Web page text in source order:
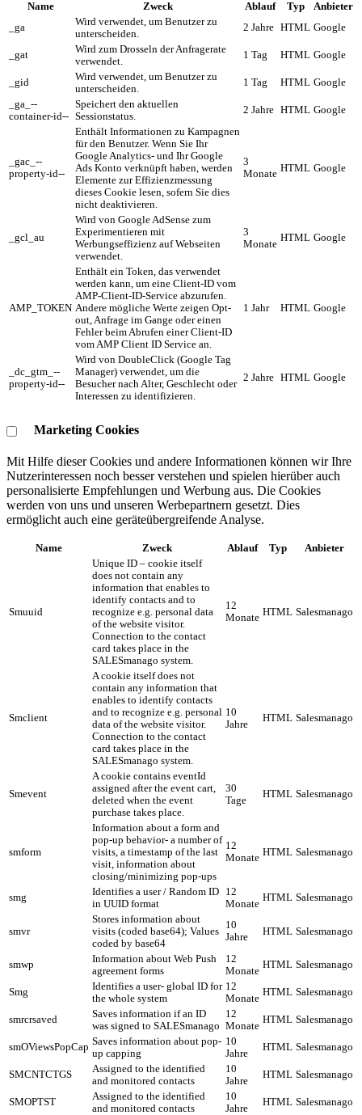
Name Zweck Ablauf Typ
Anbieter
_ga
Wird verwendet, um Benutzer zu
unterscheiden.
2 Jahre HTML Google
_gat
Wird zum Drosseln der Anfragerate
verwendet.
1 Tag HTML Google
_gid
Wird verwendet, um Benutzer zu
unterscheiden.
1 Tag HTML Google
_ga_--
container-id--
Speichert den aktuellen
Sessionstatus.
2 Jahre HTML Google
_gac_--
property-id--
Enthält Informationen zu Kampagnen
für den Benutzer. Wenn Sie Ihr
Google Analytics- und Ihr Google
Ads Konto verknüpft haben, werden
Elemente zur Effizienzmessung
dieses Cookie lesen, sofern Sie dies
nicht deaktivieren.
3
Monate HTML Google
_gcl_au
Wird von Google AdSense zum
Experimentieren mit
Werbungseffizienz auf Webseiten
verwendet.
3
Monate
HTML Google
AMP_TOKEN
Enthält ein Token, das verwendet
werden kann, um eine Client-ID vom
AMP-Client-ID-Service abzurufen.
Andere mögliche Werte zeigen Opt-
out, Anfrage im Gange oder einen
Fehler beim Abrufen einer Client-ID
vom AMP Client ID Service an.
1 Jahr HTML Google
_dc_gtm_--
property-id--
Wird von DoubleClick (Google Tag
Manager) verwendet, um die
Besucher nach Alter, Geschlecht oder
Interessen zu identifizieren.
2 Jahre HTML Google
Marketing Cookies
Mit Hilfe dieser Cookies und andere Informationen können wir Ihre
Nutzerinteressen noch besser verstehen und spielen hierüber auch
personalisierte Empfehlungen und Werbung aus. ​Die Cookies
werden von uns und unseren Werbepartnern gesetzt. Dies
ermöglicht auch eine geräteübergreifende Analyse.
Name Zweck Ablauf Typ Anbieter
Smuuid
Unique ID – cookie itself
does not contain any
information that enables to
identify contacts and to
recognize e.g. personal data
of the website visitor.
Connection to the contact
card takes place in the
SALESmanago system.
12
Monate HTML Salesmanago
Smclient
A cookie itself does not
contain any information that
enables to identify contacts
and to recognize e.g. personal
data of the website visitor.
Connection to the contact
card takes place in the
SALESmanago system.
10
Jahre
HTML Salesmanago
Smevent
A cookie contains eventId
assigned after the event cart,
deleted when the event
purchase takes place.
30
Tage
HTML Salesmanago
smform
Information about a form and
pop-up behavior- a number of
visits, a timestamp of the last
visit, information about
closing/minimizing pop-ups
12
Monate HTML Salesmanago
smg
Identifies a user / Random ID
in UUID format
12
Monate
HTML Salesmanago
smvr
Stores information about
visits (coded base64); Values
coded by base64
10
Jahre
HTML Salesmanago
smwp
Information about Web Push
agreement forms
12
Monate
HTML Salesmanago
Smg
Identifies a user- global ID for
the whole system
12
Monate
HTML Salesmanago
smrcrsaved
Saves information if an ID
was signed to SALESmanago
12
Monate
HTML Salesmanago
smOViewsPopCap Saves information about pop-
up capping
10
Jahre
HTML Salesmanago
SMCNTCTGS
Assigned to the identified
and monitored contacts
10
Jahre
HTML Salesmanago
SMOPTST
Assigned to the identified
and monitored contacts
10
Jahre
HTML Salesmanago